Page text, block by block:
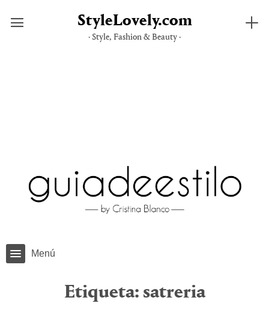
StyleLovely.com
· Style, Fashion & Beauty ·
Menú
Etiqueta: satreria